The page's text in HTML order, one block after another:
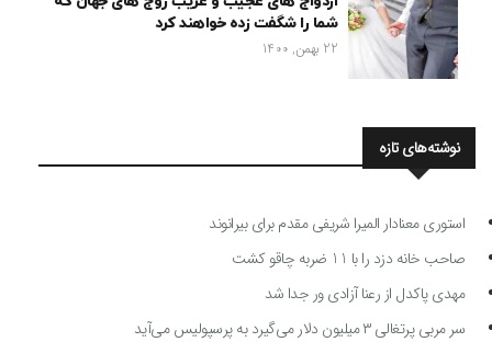
شما را شگفت زده خواهند کرد
22 بهمن, 1400
نوشته‌های تازه
استوری معنادار المیرا شریفی مقدم برای بیرانوند
صاحب خانه دزد را با 11 ضربه چاقو کشت
مهدی پاکدل از رعنا آزادی ور جدا شد
سر مربی پرتغالی ۳ میلیون دلار می‌گیرد به پرسپولیس می‌آید